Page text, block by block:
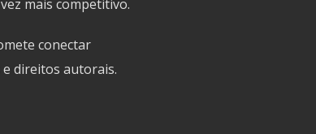
mais competitivo.
conectar
e direitos autorais.